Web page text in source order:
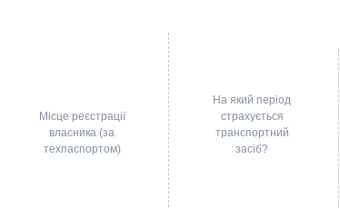
Місце реєстрації
власника (за
техпаспортом)
На який період
страхується
транспортний
засіб?